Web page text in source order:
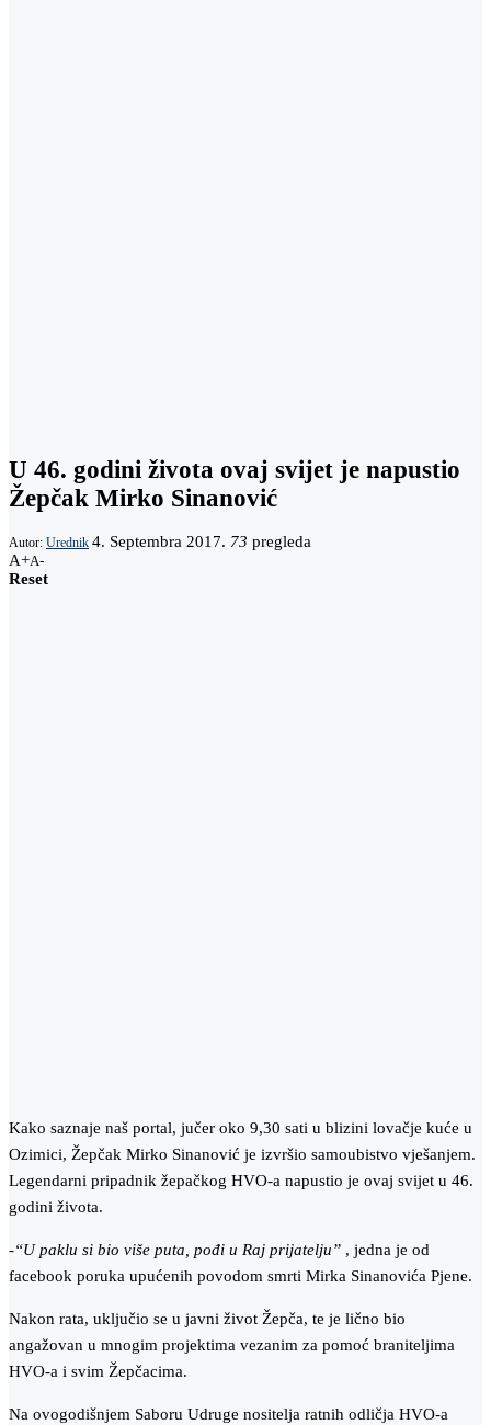
U 46. godini života ovaj svijet je napustio
Žepčak Mirko Sinanović
Autor: Urednik 4. Septembra 2017. 73 pregleda
A+A-
Reset
Kako saznaje naš portal, jučer oko 9,30 sati u blizini lovačje kuće u
Ozimici, Žepčak Mirko Sinanović je izvršio samoubistvo vješanjem.
Legendarni pripadnik žepačkog HVO-a napustio je ovaj svijet u 46.
godini života.
-“U paklu si bio više puta, pođi u Raj prijatelju” , jedna je od
facebook poruka upućenih povodom smrti Mirka Sinanovića Pjene.
Nakon rata, uključio se u javni život Žepča, te je lično bio
angažovan u mnogim projektima vezanim za pomoć braniteljima
HVO-a i svim Žepčacima.
Na ovogodišnjem Saboru Udruge nositelja ratnih odličja HVO-a